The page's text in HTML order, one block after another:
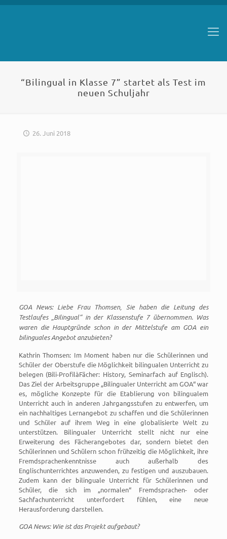
“Bilingual in Klasse 7” startet als Test im
neuen Schuljahr
26. Juni 2018
GOA News: Liebe Frau Thomsen, Sie haben die Leitung des
Testlaufes „Bilingual“ in der Klassenstufe 7 übernommen. Was
waren die Hauptgründe schon in der Mittelstufe am GOA ein
bilinguales Angebot anzubieten?
Kathrin Thomsen: Im Moment haben nur die Schülerinnen und
Schüler der Oberstufe die Möglichkeit bilingualen Unterricht zu
belegen (Bili-ProfilàFächer: History, Seminarfach auf Englisch).
Das Ziel der Arbeitsgruppe „Bilingualer Unterricht am GOA“ war
es, mögliche Konzepte für die Etablierung von bilingualem
Unterricht auch in anderen Jahrgangsstufen zu entwerfen, um
ein nachhaltiges Lernangebot zu schaffen und die Schülerinnen
und Schüler auf ihrem Weg in eine globalisierte Welt zu
unterstützen. Bilingualer Unterricht stellt nicht nur eine
Erweiterung des Fächerangebotes dar, sondern bietet den
Schülerinnen und Schülern schon frühzeitig die Möglichkeit, ihre
Fremdsprachenkenntnisse auch außerhalb des
Englischunterrichtes anzuwenden, zu festigen und auszubauen.
Zudem kann der bilinguale Unterricht für Schülerinnen und
Schüler, die sich im „normalen“ Fremdsprachen- oder
Sachfachunterricht unterfordert fühlen, eine neue
Herausforderung darstellen.
GOA News: Wie ist das Projekt aufgebaut?